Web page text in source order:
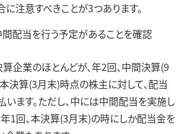
に注意すべきことが3つあります。
配当を行う予定があることを確認
企業のほとんどが、年2回、中間決算(9
決算(3月末)時点の株主に対して、配当
います。ただし、中には中間配当を実施し
年1回、本決算(3月末)の時にしか配当金を